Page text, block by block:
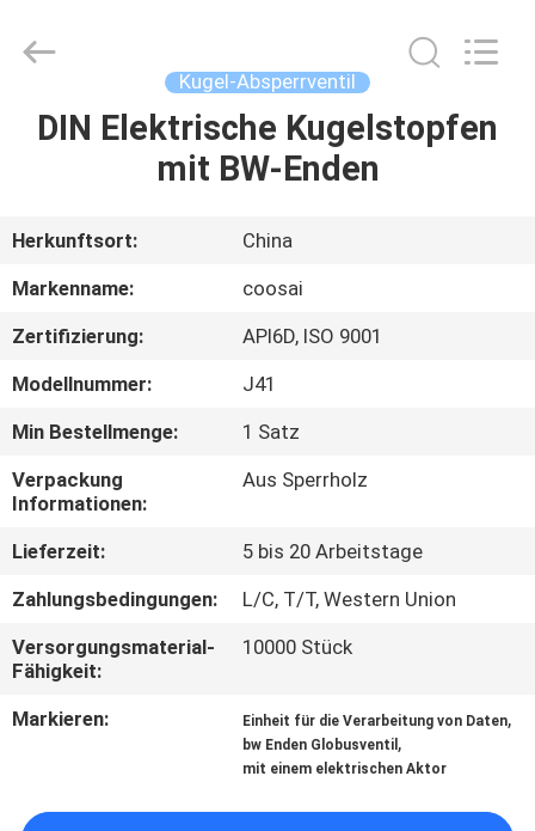
ZU
PRODUKTE
ÜBER
WERKSBESICHTIGUNG
QUALITÄTSKONTROLLE
KONTAKT
MIT
UNS
Rights
Kugel-Absperrventil
DIN Elektrische Kugelstopfen
mit BW-Enden
Herkunftsort:
China
Markenname:
coosai
Zertifizierung:
API6D, ISO 9001
Modellnummer:
J41
Min Bestellmenge:
1 Satz
Verpackung
Informationen:
Aus Sperrholz
Lieferzeit:
5 bis 20 Arbeitstage
Zahlungsbedingungen:
L/C, T/T, Western Union
Versorgungsmaterial-
Fähigkeit:
10000 Stück
Markieren: Einheit für die Verarbeitung von Daten,
bw Enden Globusventil ,
mit einem elektrischen Aktor